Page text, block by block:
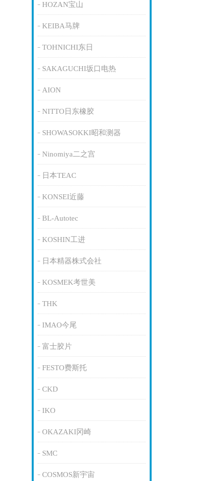
HOZAN宝山
KEIBA马牌
TOHNICHI东日
SAKAGUCHI坂口电热
AION
NITTO日东橡胶
SHOWASOKKI昭和测器
Ninomiya二之宫
日本TEAC
KONSEI近藤
BL-Autotec
KOSHIN工进
日本精器株式会社
KOSMEK考世美
THK
IMAO今尾
富士胶片
FESTO费斯托
CKD
IKO
OKAZAKI冈崎
SMC
COSMOS新宇宙